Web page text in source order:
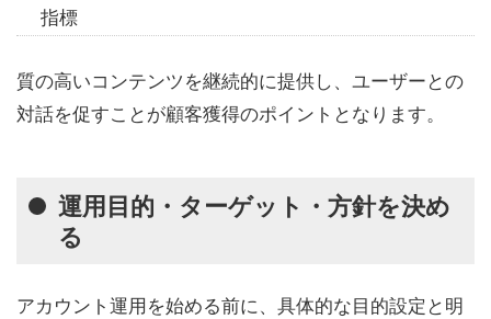
指標
質の高いコンテンツを継続的に提供し、ユーザーとの
対話を促すことが顧客獲得のポイントとなります。
運用目的・ターゲット・方針を決め
る
アカウント運用を始める前に、具体的な目的設定と明